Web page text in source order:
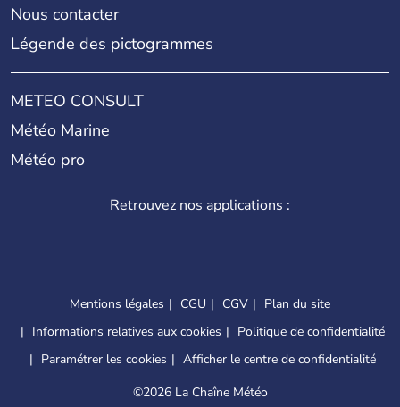
Nous contacter
Légende des pictogrammes
METEO CONSULT
Météo Marine
Météo pro
Retrouvez nos applications :
Mentions légales CGU CGV
Plan du site
Informations relatives aux cookies
Politique de confidentialité
Paramétrer les cookies
Afficher le centre de confidentialité
©2026 La Chaîne Météo